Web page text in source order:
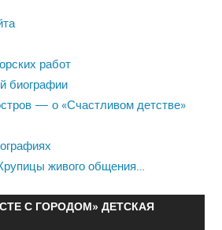
работ
биографии
— о «Счастливом детстве»
живого общения…
С ГОРОДОМ» ДЕТСКАЯ